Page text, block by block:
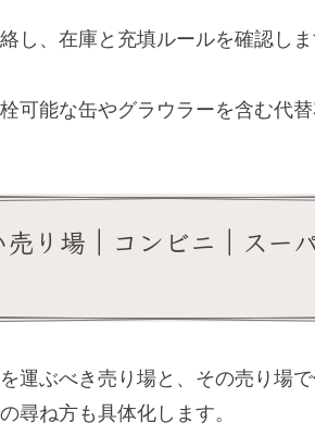
し、在庫と充填ルールを確認しま
可能な缶やグラウラーを含む代
り場｜コンビニ｜スー
運ぶべき売り場と、その売り場
尋ね方も具体化します。